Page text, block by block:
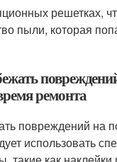
решетках,
пыли, которая
ремонта
повреждений на
использовать